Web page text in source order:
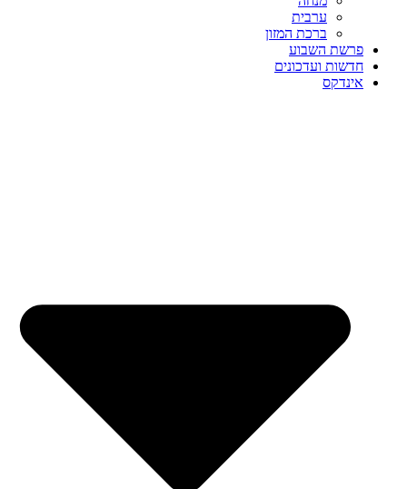
ערבית
ברכת המזון
פרשת השבוע
חדשות ועדכונים
אינדקס